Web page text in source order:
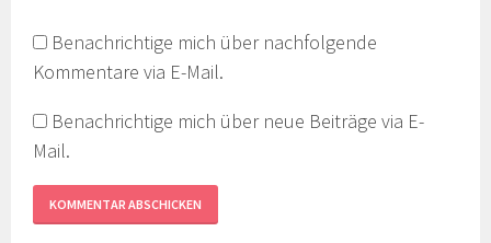
Benachrichtige mich über nachfolgende
Kommentare via E-Mail.
Benachrichtige mich über neue Beiträge via E-
Mail.